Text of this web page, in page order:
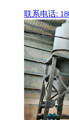
联系电话: